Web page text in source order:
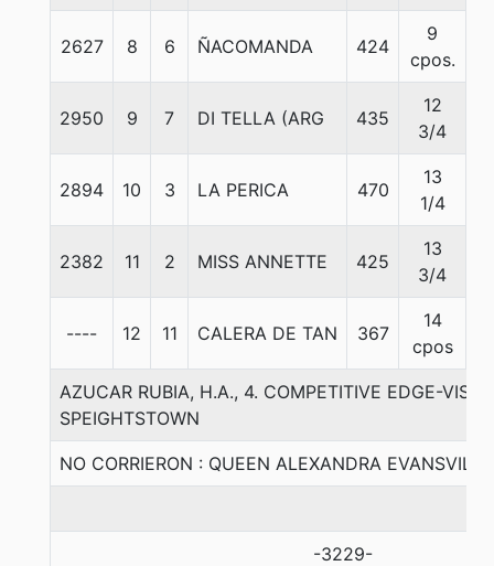
2627 8 6 ÑACOMANDA 424
9
cpos.
2950 9 7 DI TELLA (ARG 435
12
3/4
2894 10 3 LA PERICA 470
13
1/4
2382 11 2 MISS ANNETTE 425
13
3/4
---- 12 11 CALERA DE TAN 367
14
cpos
AZUCAR RUBIA, H.A., 4. COMPETITIVE EDGE-VISIT
SPEIGHTSTOWN
NO CORRIERON : QUEEN ALEXANDRA
-3229-